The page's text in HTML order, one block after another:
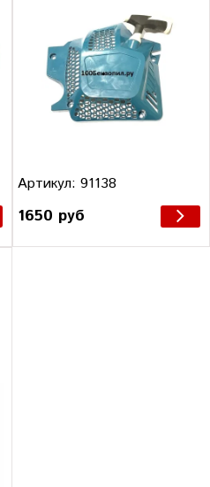
Артикул: 91138
1650 руб